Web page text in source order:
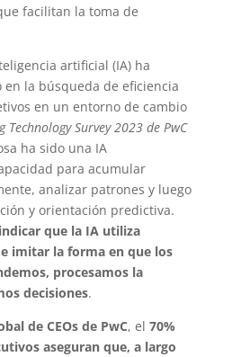
facilitan la toma de
artificial (IA) ha
la búsqueda de eficiencia
en un entorno de cambio
Technology Survey 2023 de PwC
ha sido una IA
para acumular
analizar patrones y luego
y orientación predictiva.
que la IA utiliza
imitar la forma en que los
procesamos la
decisiones.
de CEOs de PwC, el 70%
aseguran que, a largo